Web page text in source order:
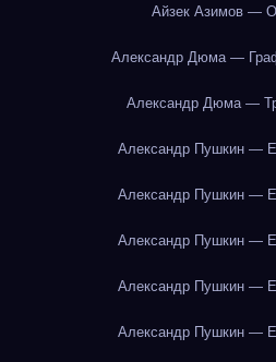
Айзек Азимов —
Александр Дюма —
Александр Дюма —
Александр Пушкин —
Александр Пушкин —
Александр Пушкин —
Александр Пушкин —
Александр Пушкин —